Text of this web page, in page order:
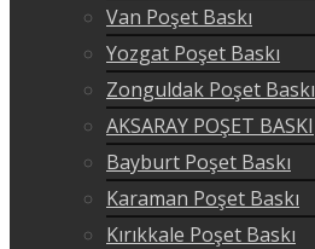
Van Poşet Baskı
Yozgat Poşet Baskı
Zonguldak Poşet Baskı
AKSARAY POŞET BASKI
Bayburt Poşet Baskı
Karaman Poşet Baskı
Kırıkkale Poşet Baskı